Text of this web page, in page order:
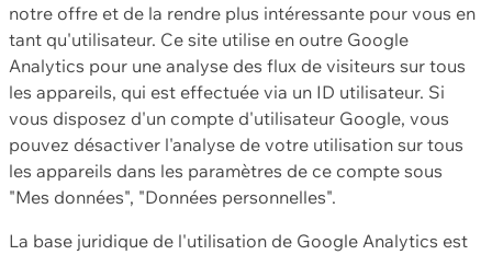
notre offre et de la rendre plus intéressante pour vous en
tant qu'utilisateur. Ce site utilise en outre Google
Analytics pour une analyse des flux de visiteurs sur tous
les appareils, qui est effectuée via un ID utilisateur. Si
vous disposez d'un compte d'utilisateur Google, vous
pouvez désactiver l'analyse de votre utilisation sur tous
les appareils dans les paramètres de ce compte sous
"Mes données", "Données personnelles".
La base juridique de l'utilisation de Google Analytics est